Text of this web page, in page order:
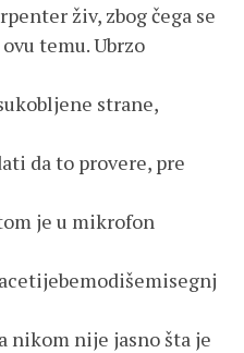
temu. Ubrzo
strane,
da to provere, pre
je u mikrofon
nikom nije jasno šta je